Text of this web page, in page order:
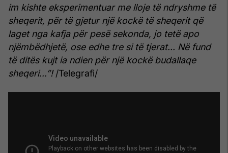
im kishte eksperimentuar me lloje të ndryshme të
sheqerit, për të gjetur një kockë të sheqerit që
laget nga kafja për pesë sekonda, jo tetë apo
njëmbëdhjetë, ose edhe tre si të tjerat... Në fund
të ditës kujt ia ndien për një kockë budallaqe
sheqeri...”!/Telegrafi/